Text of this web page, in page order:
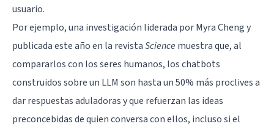
usuario.
Por ejemplo, una investigación liderada por Myra Cheng y
publicada este año en la revistaSciencemuestra que, al
compararlos con los seres humanos, los chatbots
construidos sobre un LLM son hasta un 50% más proclives a
dar respuestas aduladoras y que refuerzan las ideas
preconcebidas de quien conversa con ellos, incluso si el